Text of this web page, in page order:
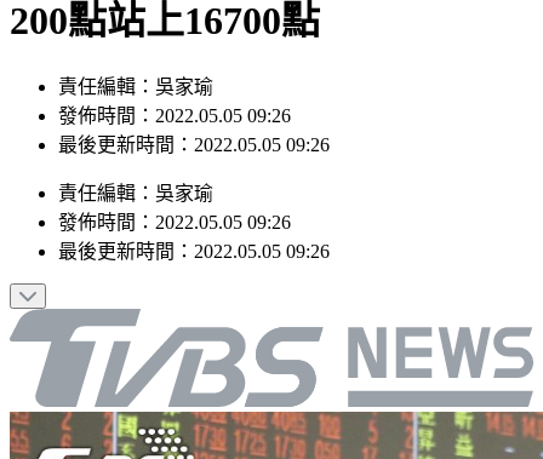
200點站上16700點
責任編輯：吳家瑜
發佈時間：2022.05.05 09:26
最後更新時間：2022.05.05 09:26
責任編輯 ： 吳家瑜
發佈時間： 2022.05.05 09:26
最後更新時間： 2022.05.05 09:26